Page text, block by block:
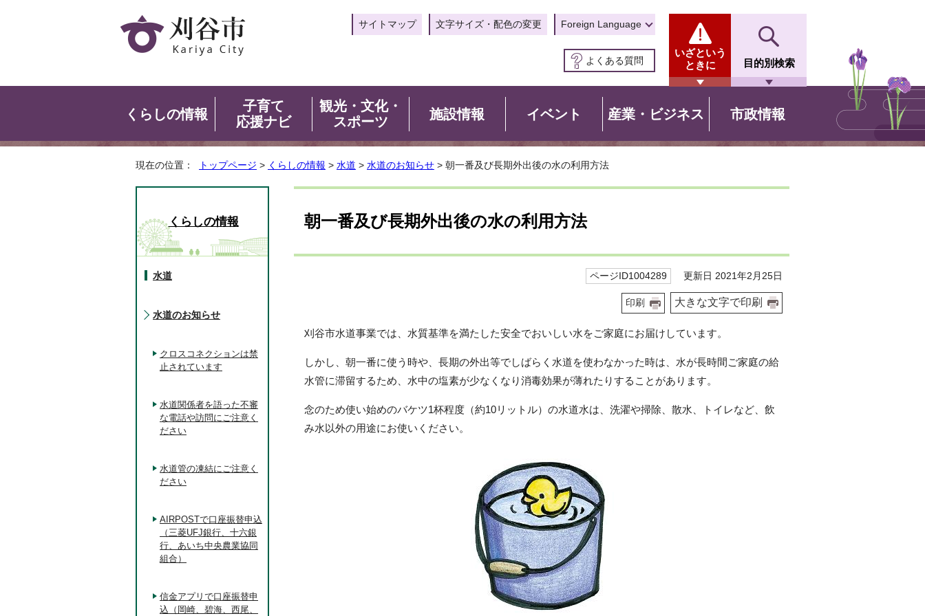
サイトマップ 文字サイズ・配色の変更 Foreign Language
よくある質問
いざという
ときに
目的別検索
くらしの情報
子育て
応援ナビ
観光・文化・
スポーツ
施設情報 イベント 産業・ビジネス 市政情報
現在の位置： トップページ > くらしの情報 > 水道 > 水道のお知らせ > 朝一番及び長期外出後の水の利用方法
朝一番及び長期外出後の水の利用方法
ページID1004289 更新日 2021年2月25日
印刷 大きな文字で印刷
刈谷市水道事業では、水質基準を満たした安全でおいしい水をご家庭にお届けしています。
しかし、朝一番に使う時や、長期の外出等でしばらく水道を使わなかった時は、水が長時間ご家庭の給
水管に滞留するため、水中の塩素が少なくなり消毒効果が薄れたりすることがあります。
念のため使い始めのバケツ1杯程度（約10リットル）の水道水は、洗濯や掃除、散水、トイレなど、飲
み水以外の用途にお使いください。
くらしの情報
水道
水道のお知らせ
クロスコネクションは禁
止されています
水道関係者を語った不審
な電話や訪問にご注意く
ださい
水道管の凍結にご注意く
ださい
AIRPOSTで口座振替申込
（三菱UFJ銀行、十六銀
行、あいち中央農業協同
組合）
信金アプリで口座振替申
込（岡崎、碧海、西尾、